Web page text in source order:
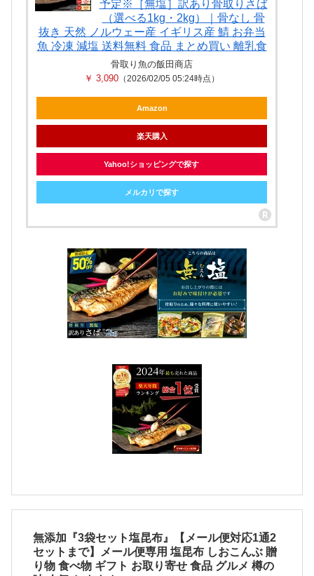
予定※［無塩］訳あり骨取りさば
（選べる1kg・2kg）｜骨なし 骨
抜き 天然 ノルウェー産 イギリス産 鯖 お弁当
魚 冷凍 減塩 送料無料 食品 まとめ買い 離乳食
骨取り魚の飯田商店
￥ 3,090 （2026/02/05 05:24時点）
Amazon
楽天購入
Yahoo!ショッピングで探す
メルカリで探す
無添加『3袋セット塩昆布』【メール便対応1通2
セットまで】メール便専用 塩昆布 しおこんぶ 贈
り物 食べ物 ギフト お取り寄せ 食品 グルメ 樽の